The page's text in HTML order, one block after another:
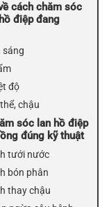
cách chăm sóc
điệp đang
sáng
độ
chậu
sóc lan hồ điệp
đúng kỹ thuật
tưới nước
bón phân
thay chậu